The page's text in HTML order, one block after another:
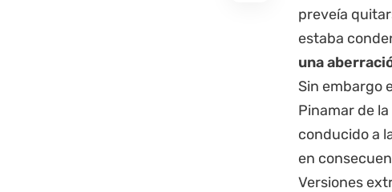
preveía
estaba
una
Sin embargo
Pinamar de
conducido a
en
Versiones